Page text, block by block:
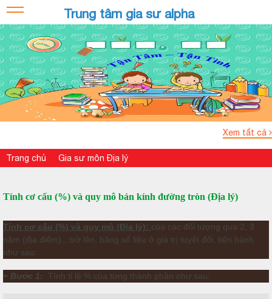
Trung tâm gia sư alpha
Xem tất cả
Trang chủ Gia sư môn Địa lý
Tính cơ cấu (%) và quy mô bán kính đường tròn (Địa lý)
Tính cơ cấu (%) và quy mô (Địa lý): của các đối tượng qua 2, 3
năm (địa điểm)…trở lên, bảng số liệu ở giá trị tuyệt đối, tiến hành
như sau:
+ Bước 1: Tính tỉ lệ % của từng thành phần như sau: